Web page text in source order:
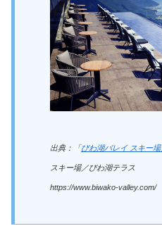
出典：「 びわ湖バレイ スキー
スキー場／びわ湖テラス
https://www.biwako-valley.com/